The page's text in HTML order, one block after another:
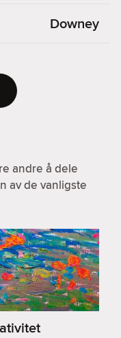
Downey
andre å dele
av de vanligste